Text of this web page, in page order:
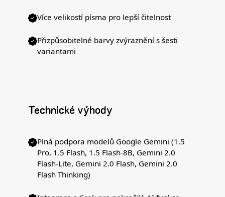
Více velikostí písma pro lepší čitelnost
Přizpůsobitelné barvy zvýraznění s šesti
variantami
Technické výhody
Plná podpora modelů Google Gemini (1.5
Pro, 1.5 Flash, 1.5 Flash-8B, Gemini 2.0
Flash-Lite, Gemini 2.0 Flash, Gemini 2.0
Flash Thinking)